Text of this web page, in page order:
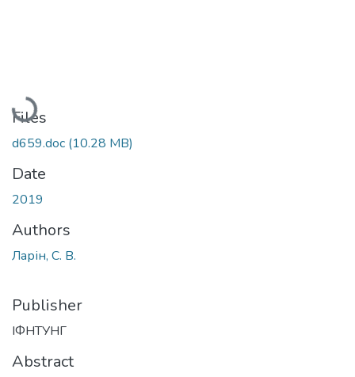
Loading...
Files
d659.doc (10.28 MB)
Date
2019
Authors
Ларін, С. В.
Publisher
ІФНТУНГ
Abstract